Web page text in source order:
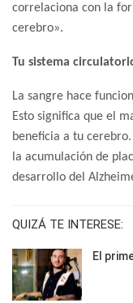
correlaciona con la
cerebro».
Tu sistema
La sangre hace
Esto significa que el
beneficia a tu
la acumulación de
desarrollo del
QUIZÁ TE INTERESE:
El